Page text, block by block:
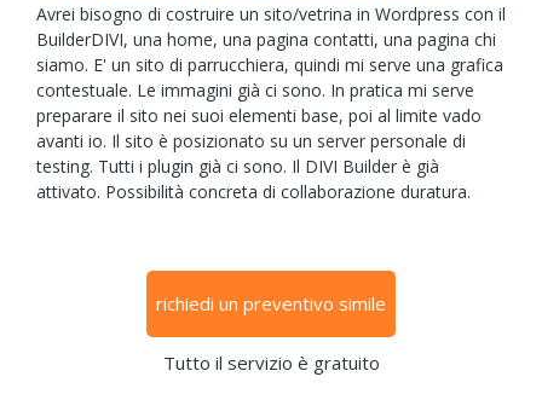
Avrei bisogno di costruire un sito/vetrina in Wordpress con il
BuilderDIVI, una home, una pagina contatti, una pagina chi
siamo. E' un sito di parrucchiera, quindi mi serve una grafica
contestuale. Le immagini già ci sono. In pratica mi serve
preparare il sito nei suoi elementi base, poi al limite vado
avanti io. Il sito è posizionato su un server personale di
testing. Tutti i plugin già ci sono. Il DIVI Builder è già
attivato. Possibilità concreta di collaborazione duratura.
richiedi un preventivo simile
Tutto il servizio è gratuito